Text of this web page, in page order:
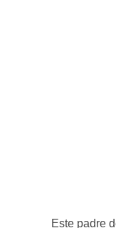
Este padre